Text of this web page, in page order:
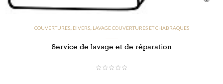
COUVERTURES, DIVERS, LAVAGE COUVERTURES ET CHABRAQUES
Service de lavage et de réparation